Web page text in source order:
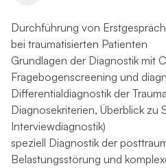
Durchführung von
bei traumatisierten Patienten
Grundlagen der Diagnostik mit
Fragebogenscreening und
Differentialdiagnostik der
Diagnosekriterien, Überblick zu
Interviewdiagnostik)
speziell Diagnostik der
Belastungsstörung und